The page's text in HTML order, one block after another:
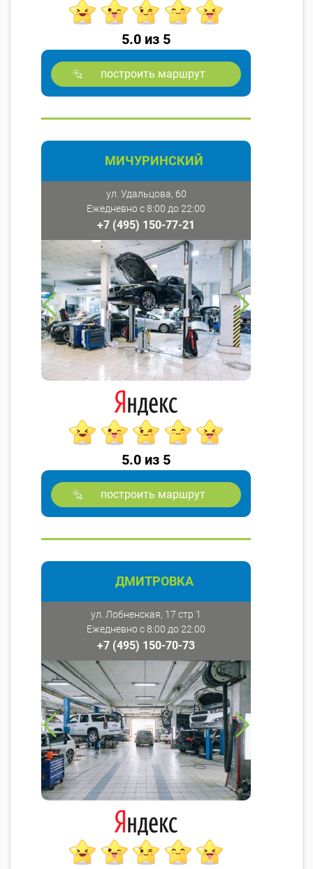
5.0 из 5
построить маршрут
МИЧУРИНСКИЙ
ул. Удальцова, 60
Ежедневно с 8:00 до 22:00
+7 (495) 150-77-21
5.0 из 5
построить маршрут
ДМИТРОВКА
ул. Лобненская, 17 стр 1
Ежедневно с 8:00 до 22:00
+7 (495) 150-70-73